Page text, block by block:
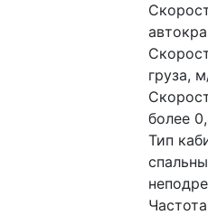
груза,
более
Тип